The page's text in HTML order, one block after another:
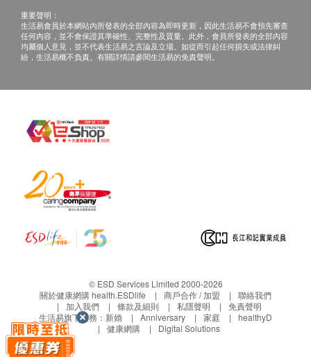
重要聲明：
生活易會員於本網站內所發表的全部內容為即時更新，因此生活易不會預先審查
任何內容，並不會保證其準確性、完整性及質量。此外，會員所發表的全部內容
均屬個人意見，並不代表生活易之言論及立場。如從而引起任何損失或法律糾
紛，生活易概不負責。有關詳情請參閱生活易的免責聲明。
© ESD Services Limited 2000-2026
關於健康網購 health.ESDlife
商戶合作 / 加盟
聯絡我們
加入我們
條款及細則 私隱聲明
免責聲明
生活易旗下業務： 新婚 Anniversary 家庭
healthyD
健康網購
Digital Solutions